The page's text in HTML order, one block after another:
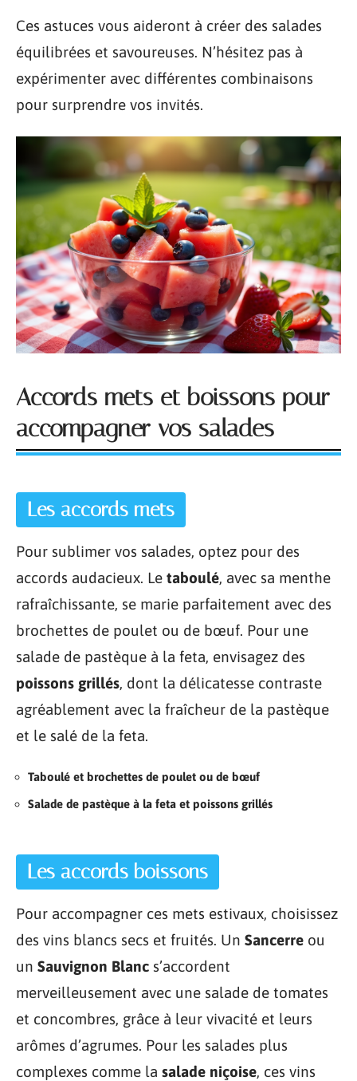
Ces astuces vous aideront à créer des salades
équilibrées et savoureuses. N’hésitez pas à
expérimenter avec différentes combinaisons
pour surprendre vos invités.
Accords mets et boissons pour
accompagner vos salades
Les accords mets
Pour sublimer vos salades, optez pour des
accords audacieux. Le taboulé, avec sa menthe
rafraîchissante, se marie parfaitement avec des
brochettes de poulet ou de bœuf. Pour une
salade de pastèque à la feta, envisagez des
poissons grillés, dont la délicatesse contraste
agréablement avec la fraîcheur de la pastèque
et le salé de la feta.
Taboulé et brochettes de poulet ou de bœuf
Salade de pastèque à la feta et poissons grillés
Les accords boissons
Pour accompagner ces mets estivaux, choisissez
des vins blancs secs et fruités. Un Sancerre ou
un Sauvignon Blanc s’accordent
merveilleusement avec une salade de tomates
et concombres, grâce à leur vivacité et leurs
arômes d’agrumes. Pour les salades plus
complexes comme la salade niçoise, ces vins